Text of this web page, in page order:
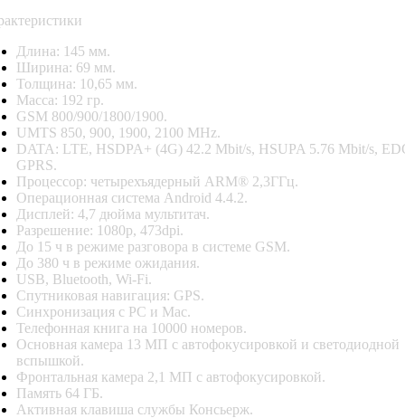
Длина: 145 мм.
Ширина: 69 мм.
Толщина: 10,65 мм.
Масса: 192 гр.
GSM 800/900/1800/1900.
UMTS 850, 900, 1900, 2100 MHz.
DATA: LTE, HSDPA+ (4G) 42.2 Mbit/s, HSUPA 5.76 Mbit/s,
GPRS.
Процессор: четырехъядерный ARM® 2,3ГГц.
Операционная система Android 4.4.2.
Дисплей: 4,7 дюйма мультитач.
Разрешение: 1080p, 473dpi.
До 15 ч в режиме разговора в системе GSM.
До 380 ч в режиме ожидания.
USB, Bluetooth, Wi-Fi.
Спутниковая навигация: GPS.
Синхронизация с PC и Mac.
Телефонная книга на 10000 номеров.
Основная камера 13 МП с автофокусировкой и светодиодной
вспышкой.
Фронтальная камера 2,1 МП с автофокусировкой.
Память 64 ГБ.
Активная клавиша службы Консьерж.